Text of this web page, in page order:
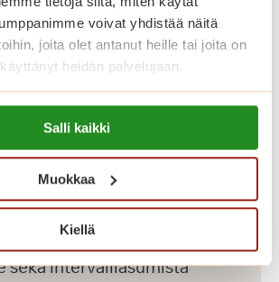
voivat yhdistää näitä
joita olet antanut heille tai joita on
heidän palvelujaan.
evasteet/
Salli kaikki
Muokkaa
Kiellä
yhteistiloissa ovat upeat
ravintoloita, kirjasto,
sisä- ja ulkoaltaineen.
asunnoissa asut
ja saat apua aina, kun sitä
tarjoaa viihtyisää ja
vuokra-asumista aktiivisille
sekä intervalliasumista